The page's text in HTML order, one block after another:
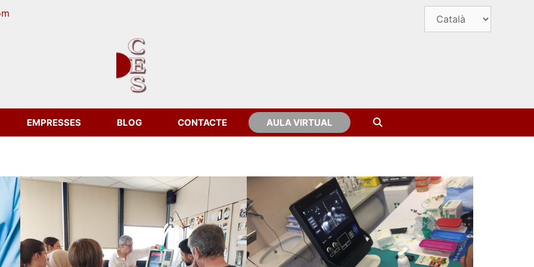
EMPRESSES BLOG CONTACTE AULA VIRTUAL